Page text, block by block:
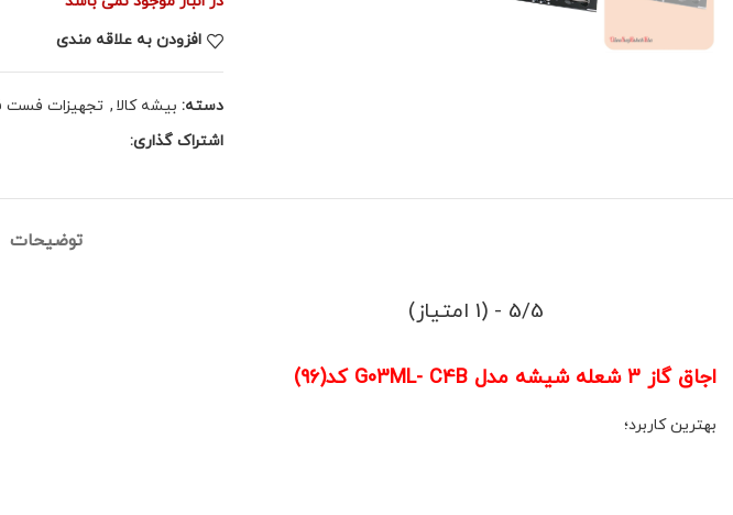
افزودن به علاقه مندی
دسته: بیشه کالا , تجهیزات فست
اشتراک گذاری:
توضیحات
5/5 - (1 امتیاز)
اجاق گاز 3 شعله شیشه مدل G03ML- C4B کد(96)
بهترین کاربرد؛